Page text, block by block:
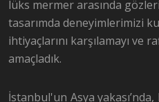
lüks mermer arasında
tasarımda deneyimlerimizi
ihtiyaçlarını karşılamayı ve
amaçladık.
İstanbul'un Asya